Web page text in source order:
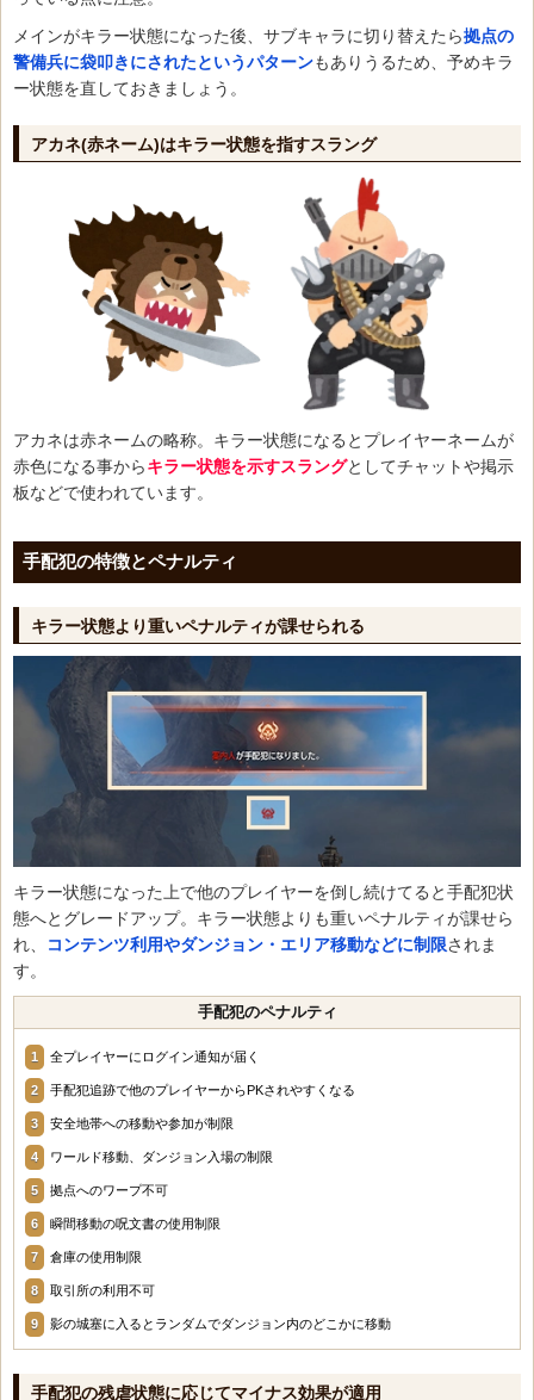
メインがキラー状態になった後、サブキャラに切り替えたら拠点の
警備兵に袋叩きにされたというパターンもありうるため、予めキラ
ー状態を直しておきましょう。
アカネ(赤ネーム)はキラー状態を指すスラング
アカネは赤ネームの略称。キラー状態になるとプレイヤーネームが
赤色になる事からキラー状態を示すスラングとしてチャットや掲示
板などで使われています。
手配犯の特徴とペナルティ
キラー状態より重いペナルティが課せられる
キラー状態になった上で他のプレイヤーを倒し続けてると手配犯状
態へとグレードアップ。キラー状態よりも重いペナルティが課せら
れ、
コンテンツ利用やダンジョン・エリア移動などに制限されま
す。
手配犯のペナルティ
全プレイヤーにログイン通知が届く
手配犯追跡で他のプレイヤーからPKされやすくなる
安全地帯への移動や参加が制限
ワールド移動、ダンジョン入場の制限
拠点へのワープ不可
瞬間移動の呪文書の使用制限
倉庫の使用制限
取引所の利用不可
影の城塞に入るとランダムでダンジョン内のどこかに移動
手配犯の残虐状態に応じてマイナス効果が適用